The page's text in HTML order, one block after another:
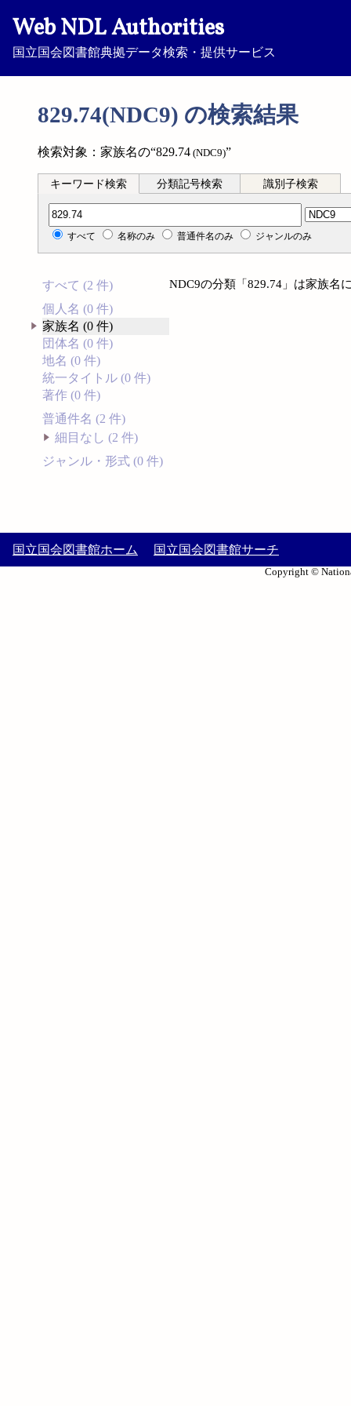
Web NDL Authorities
国立国会図書館典拠データ検索・提供サービス
829.74(NDC9) の検索結果
検索対象：家族名の“829.74 (NDC9)”
キーワード検索 分類記号検索 識別子検索
分類記号検索
すべて 名称のみ 普通件名のみ ジャンルのみ
すべて (2 件)
個人名 (0 件)
家族名 (0 件)
団体名 (0 件)
地名 (0 件)
統一タイトル (0 件)
著作 (0 件)
普通件名 (2 件)
細目なし (2 件)
ジャンル・形式 (0 件)
NDC9の分類「829.74」は家族名
国立国会図書館ホーム 国立国会図書館サーチ
Copyright ©